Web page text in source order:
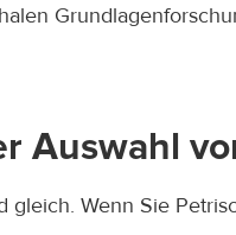
Auswahl
gleich. Wenn Sie